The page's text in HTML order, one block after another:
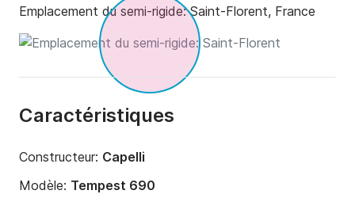
Emplacement du semi-rigide:Saint-Florent, France
Caractéristiques
Constructeur: Capelli
Modèle: Tempest 690